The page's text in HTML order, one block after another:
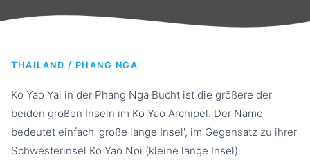
THAILAND / PHANG NGA
Ko Yao Yai in der Phang Nga Bucht ist die größere der
beiden großen Inseln im Ko Yao Archipel. Der Name
bedeutet einfach 'große lange Insel', im Gegensatz zu ihrer
Schwesterinsel Ko Yao Noi (kleine lange Insel).